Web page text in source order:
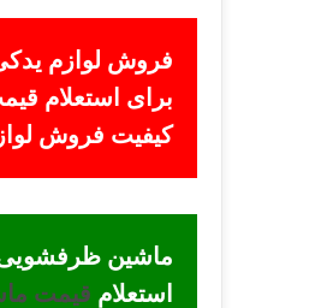
فروش لوازم
کیفیت فروش
استعلام قیمت